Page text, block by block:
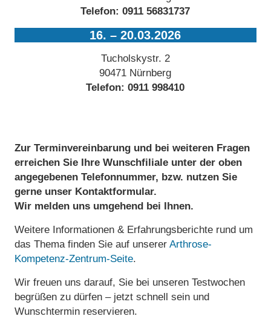
Telefon:0911 56831737
16. – 20.03.2026
Tucholskystr. 2
90471 Nürnberg
Telefon:0911 998410
Zur Terminvereinbarung und bei weiteren Fragen
erreichen Sie Ihre Wunschfiliale unter der oben
angegebenen Telefonnummer, bzw. nutzen Sie
gerne unser Kontaktformular.
Wir melden uns umgehend bei Ihnen.
Weitere Informationen & Erfahrungsberichte rund um
das Thema finden Sie auf unsererArthrose-
Kompetenz-Zentrum-Seite.
Wir freuen uns darauf, Sie bei unseren Testwochen
begrüßen zu dürfen – jetzt schnell sein und
Wunschtermin reservieren.